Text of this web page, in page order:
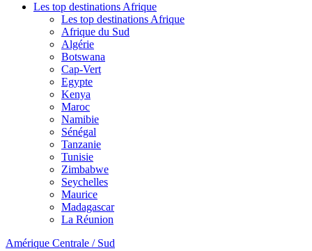
Les top destinations Afrique
Les top destinations Afrique
Afrique du Sud
Algérie
Botswana
Cap-Vert
Egypte
Kenya
Maroc
Namibie
Sénégal
Tanzanie
Tunisie
Zimbabwe
Seychelles
Maurice
Madagascar
La Réunion
Amérique Centrale / Sud